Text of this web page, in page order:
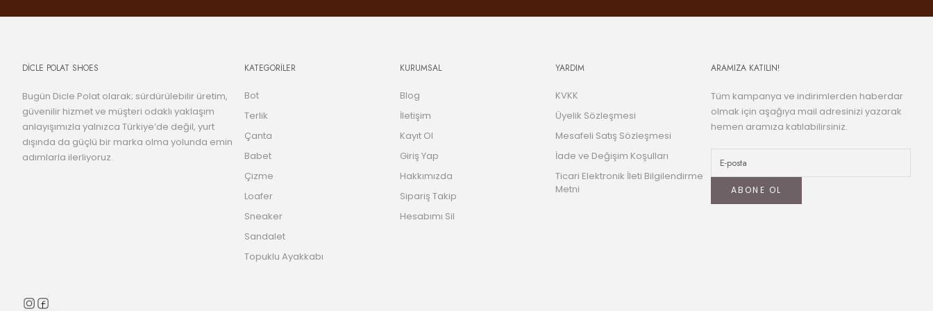
DİCLE POLAT SHOES
Bugün Dicle Polat olarak; sürdürülebilir üretim,
güvenilir hizmet ve müşteri odaklı yaklaşım
anlayışımızla yalnızca Türkiye’de değil, yurt
dışında da güçlü bir marka olma yolunda emin
adımlarla ilerliyoruz.
KATEGORİLER
Bot
Terlik
Çanta
Babet
Çizme
Loafer
Sneaker
Sandalet
Topuklu Ayakkabı
KURUMSAL
Blog
İletişim
Kayıt Ol
Giriş Yap
Hakkımızda
Sipariş Takip
Hesabımı Sil
YARDIM
KVKK
Üyelik Sözleşmesi
Mesafeli Satış Sözleşmesi
İade ve Değişim Koşulları
Ticari Elektronik İleti Bilgilendirme
Metni
ARAMIZA KATILIN!
Tüm kampanya ve indirimlerden haberdar
olmak için aşağıya mail adresinizi yazarak
hemen aramıza katılabilirsiniz.
ABONE OL